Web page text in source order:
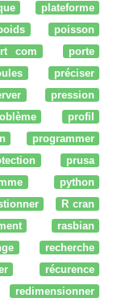
plateforme
poisson
com
porte
préciser
pression
profil
programmer
prusa
python
R cran
rasbian
recherche
récurence
redimensionner